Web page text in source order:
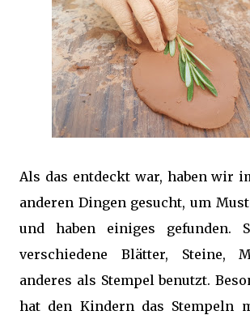
Als das entdeckt war, haben wir
anderen Dingen gesucht, um
und haben einiges gefunden.
verschiedene Blätter, Steine,
anderes als Stempel benutzt.
hat den Kindern das Stempeln